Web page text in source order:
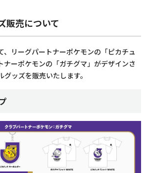
販売について
、リーグパートナーポケモンの「ピカチュ
ナーポケモンの「ガチグマ」がデザインさ
ッズを販売いたします。